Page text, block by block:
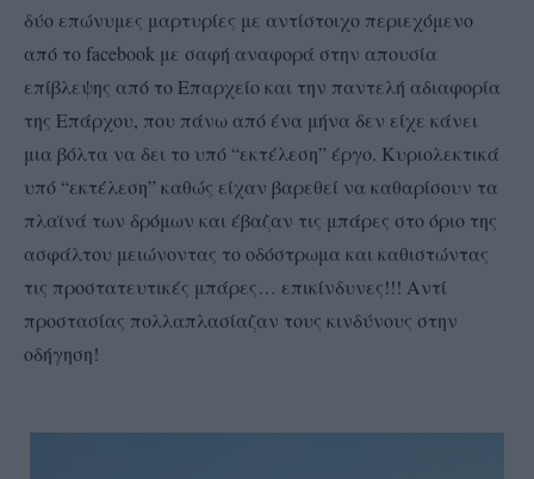
δύο επώνυμες μαρτυρίες με αντίστοιχο περιεχόμενο
από το facebook με σαφή αναφορά στην απουσία
επίβλεψης από το Επαρχείο και την παντελή αδιαφορία
της Επάρχου, που πάνω από ένα μήνα δεν είχε κάνει
μια βόλτα να δει το υπό “εκτέλεση” έργο. Κυριολεκτικά
υπό “εκτέλεση” καθώς είχαν βαρεθεί να καθαρίσουν τα
πλαϊνά των δρόμων και έβαζαν τις μπάρες στο όριο της
ασφάλτου μειώνοντας το οδόστρωμα και καθιστώντας
τις προστατευτικές μπάρες… επικίνδυνες!!! Αντί
προστασίας πολλαπλασίαζαν τους κινδύνους στην
οδήγηση!